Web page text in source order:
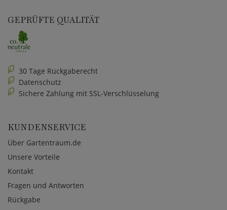
GEPRÜFTE QUALITÄT
30 Tage Rückgaberecht
Datenschutz
Sichere Zahlung mit SSL-Verschlüsselung
KUNDENSERVICE
Über Gartentraum.de
Unsere Vorteile
Kontakt
Fragen und Antworten
Rückgabe